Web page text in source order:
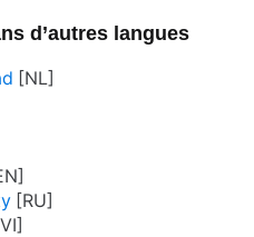
d’autres langues